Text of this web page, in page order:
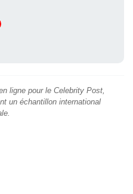
ligne pour le Celebrity Post,
un échantillon international